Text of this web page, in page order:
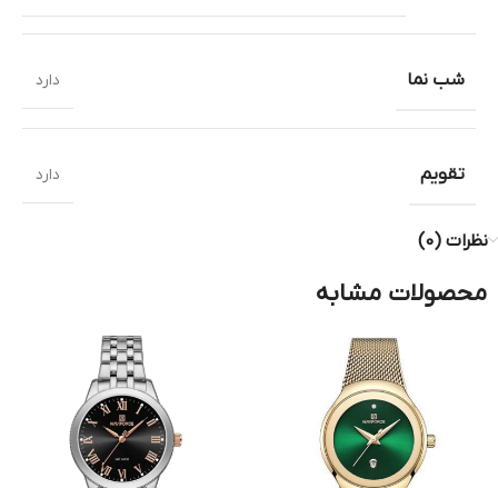
شب نما دارد
تقویم دارد
نظرات (0)
محصولات مشابه